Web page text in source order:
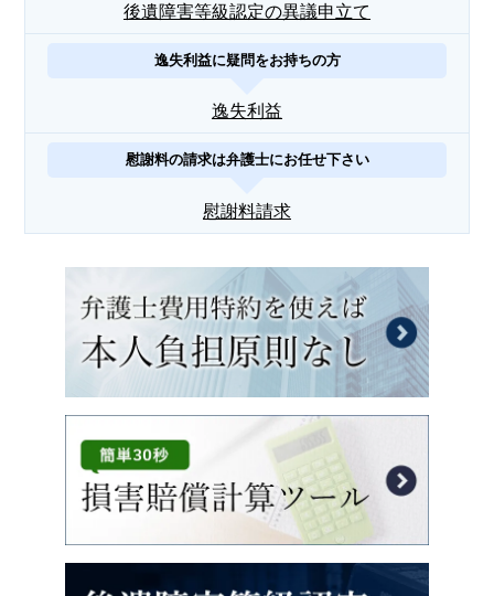
後遺障害等級認定の異議申立て
逸失利益に疑問をお持ちの方
逸失利益
慰謝料の請求は弁護士にお任せ下さい
慰謝料請求